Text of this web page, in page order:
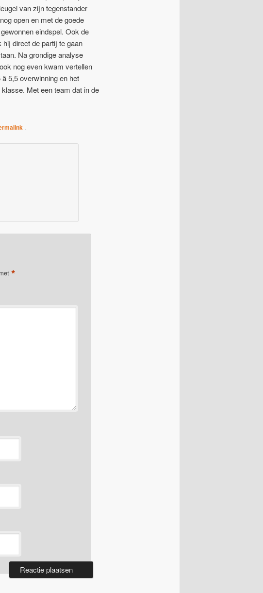
van zijn tegenstander
open en met de goede
eindspel. Ook de
direct de partij te gaan
Na grondige analyse
nog even kwam vertellen
5,5 overwinning en het
Met een team dat in de
.
*